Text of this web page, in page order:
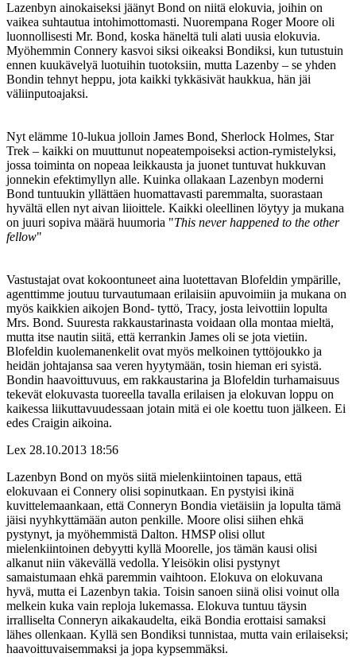
Lazenbyn ainokaiseksi jäänyt Bond on niitä elokuvia, joihin on
vaikea suhtautua intohimottomasti. Nuorempana Roger Moore oli
luonnollisesti Mr. Bond, koska häneltä tuli alati uusia elokuvia.
Myöhemmin Connery kasvoi siksi oikeaksi Bondiksi, kun tutustuin
ennen kuukävelyä luotuihin tuotoksiin, mutta Lazenby – se yhden
Bondin tehnyt heppu, jota kaikki tykkäsivät haukkua, hän jäi
väliinputoajaksi.
Nyt elämme 10-lukua jolloin James Bond, Sherlock Holmes, Star
Trek – kaikki on muuttunut nopeatempoiseksi action-rymistelyksi,
jossa toiminta on nopeaa leikkausta ja juonet tuntuvat hukkuvan
jonnekin efektimyllyn alle. Kuinka ollakaan Lazenbyn moderni
Bond tuntuukin yllättäen huomattavasti paremmalta, suorastaan
hyvältä ellen nyt aivan liioittele. Kaikki oleellinen löytyy ja mukana
on juuri sopiva määrä huumoria "This never happened to the other
fellow"
Vastustajat ovat kokoontuneet aina luotettavan Blofeldin ympärille,
agenttimme joutuu turvautumaan erilaisiin apuvoimiin ja mukana on
myös kaikkien aikojen Bond- tyttö, Tracy, josta leivottiin lopulta
Mrs. Bond. Suuresta rakkaustarinasta voidaan olla montaa mieltä,
mutta itse nautin siitä, että kerrankin James oli se jota vietiin.
Blofeldin kuolemanenkelit ovat myös melkoinen tyttöjoukko ja
heidän johtajansa saa veren hyytymään, tosin hieman eri syistä.
Bondin haavoittuvuus, em rakkaustarina ja Blofeldin turhamaisuus
tekevät elokuvasta tuoreella tavalla erilaisen ja elokuvan loppu on
kaikessa liikuttavuudessaan jotain mitä ei ole koettu tuon jälkeen. Ei
edes Craigin aikoina.
Lex 28.10.2013 18:56
Lazenbyn Bond on myös siitä mielenkiintoinen tapaus, että
elokuvaan ei Connery olisi sopinutkaan. En pystyisi ikinä
kuvittelemaankaan, että Conneryn Bondia vietäisiin ja lopulta tämä
jäisi nyyhkyttämään auton penkille. Moore olisi siihen ehkä
pystynyt, ja myöhemmistä Dalton. HMSP olisi ollut
mielenkiintoinen debyytti kyllä Moorelle, jos tämän kausi olisi
alkanut niin väkevällä vedolla. Yleisökin olisi pystynyt
samaistumaan ehkä paremmin vaihtoon. Elokuva on elokuvana
hyvä, mutta ei Lazenbyn takia. Toisin sanoen siinä olisi voinut olla
melkein kuka vain reploja lukemassa. Elokuva tuntuu täysin
irralliselta Conneryn aikakaudelta, eikä Bondia erottaisi samaksi
lähes ollenkaan. Kyllä sen Bondiksi tunnistaa, mutta vain erilaiseksi;
haavoittuvaisemmaksi ja jopa kypsemmäksi.